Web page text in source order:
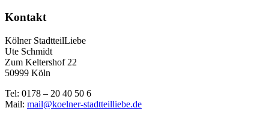
Kontakt
Kölner StadtteilLiebe
Ute Schmidt
Zum Keltershof 22
50999 Köln
Tel: 0178 – 20 40 50 6
Mail: mail@koelner-stadtteilliebe.de